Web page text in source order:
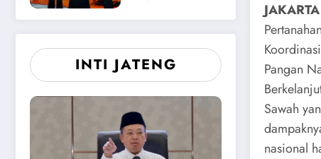
Lingkungan,
Pemkab
Magetan
Apresiasi
ICAPSTURE
2026 Unesa
INTI JATENG
Pangan
Sawah
nasional